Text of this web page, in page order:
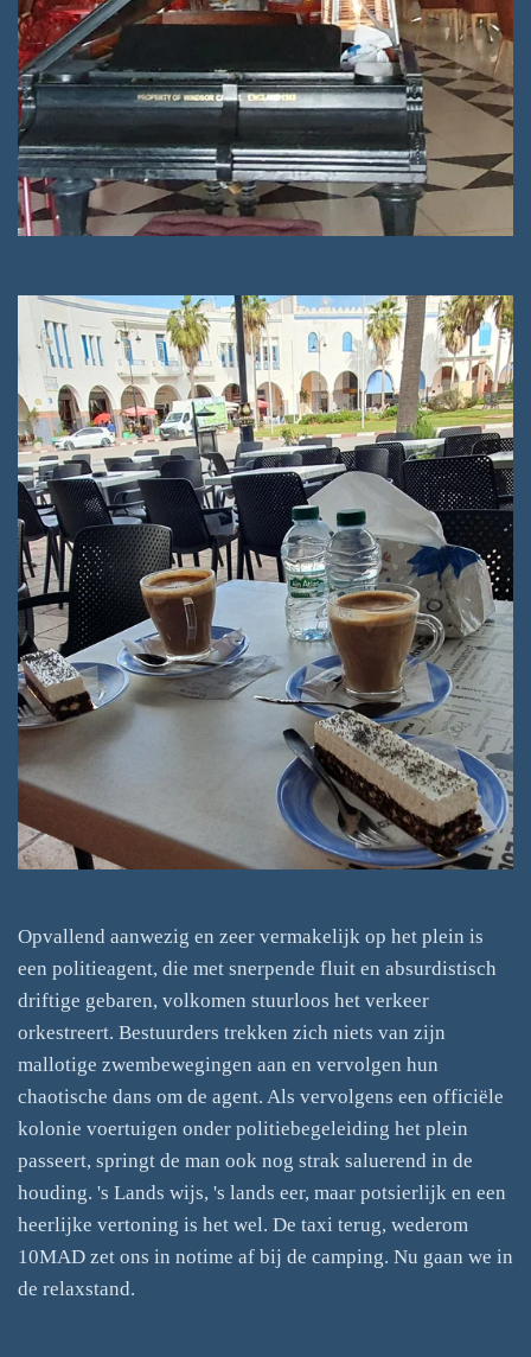
Opvallend aanwezig en zeer vermakelijk op het plein is
een politieagent, die met snerpende fluit en absurdistisch
driftige gebaren, volkomen stuurloos het verkeer
orkestreert. Bestuurders trekken zich niets van zijn
mallotige zwembewegingen aan en vervolgen hun
chaotische dans om de agent. Als vervolgens een officiële
kolonie voertuigen onder politiebegeleiding het plein
passeert, springt de man ook nog strak saluerend in de
houding. 's Lands wijs, 's lands eer, maar potsierlijk en een
heerlijke vertoning is het wel. De taxi terug, wederom
10MAD zet ons in notime af bij de camping. Nu gaan we in
de relaxstand.